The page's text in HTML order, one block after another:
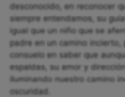
desconocido, en reconocer
siempre entendamos, su
igual que un niño que se
padre en un camino incierto,
consuelo en saber que
espaldas, su amor y
iluminando nuestro camino
oscuridad.